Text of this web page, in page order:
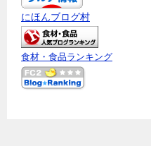
にほんブログ村
食材・食品ランキング